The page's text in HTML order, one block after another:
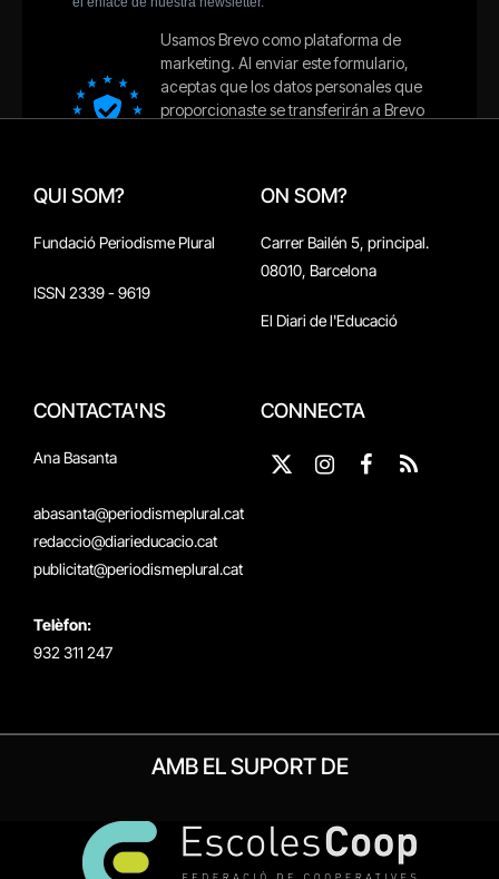
QUI SOM?
Fundació Periodisme Plural
ISSN 2339 - 9619
ON SOM?
Carrer Bailén 5, principal.
08010, Barcelona
El Diari de l'Educació
CONTACTA'NS
Ana Basanta
abasanta@periodismeplural.cat
redaccio@diarieducacio.cat
publicitat@periodismeplural.cat
Telèfon:
932 311 247
CONNECTA
X
Instagram
Facebook
RSS
AMB EL SUPORT DE